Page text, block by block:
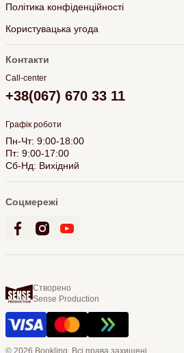
Політика конфіденційності
Користувацька угода
Контакти
Call-center
+38(067) 670 33 11
Графік роботи
Пн-Чт: 9:00-18:00
Пт: 9:00-17:00
Сб-Нд: Вихідний
Соцмережі
Створено
Sense Production
© 2026 Bookling. Всі права захищені